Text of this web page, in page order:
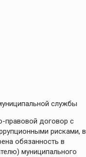
службы
правовой договор с
рисками, в
обязанность в
муниципального